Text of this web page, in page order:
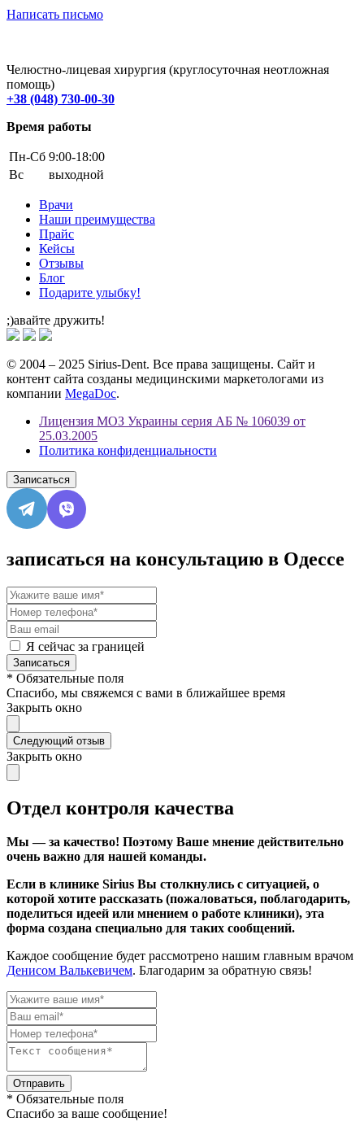
Написать письмо
Челюстно-лицевая хирургия (круглосуточная неотложная
помощь)
+38 (048) 730-00-30
Время работы
Пн-Cб 9:00-18:00
Вс
выходной
Врачи
Наши преимущества
Прайс
Кейсы
Отзывы
Блог
Подарите улыбку!
;)авайте дружить!
© 2004 – 2025 Sirius-Dent. Все права защищены. Сайт и
контент сайта созданы медицинскими маркетологами из
компании MegaDoc.
Лицензия МОЗ Украины серия АБ № 106039 от
25.03.2005
Политика конфиденциальности
Записаться
записаться на консультацию в Одессе
Я сейчас за границей
Записаться
* Обязательные поля
Спасибо, мы свяжемся с вами в ближайшее время
Закрыть окно
Следующий отзыв
Закрыть окно
Отдел контроля качества
Мы — за качество! Поэтому Ваше мнение действительно
очень важно для нашей команды.
Если в клинике Sirius Вы столкнулись с ситуацией, о
которой хотите рассказать (пожаловаться, поблагодарить,
поделиться идеей или мнением о работе клиники), эта
форма создана специально для таких сообщений.
Каждое сообщение будет рассмотрено нашим главным врачом
Денисом Валькевичем. Благодарим за обратную связь!
Отправить
* Обязательные поля
Спасибо за ваше сообщение!